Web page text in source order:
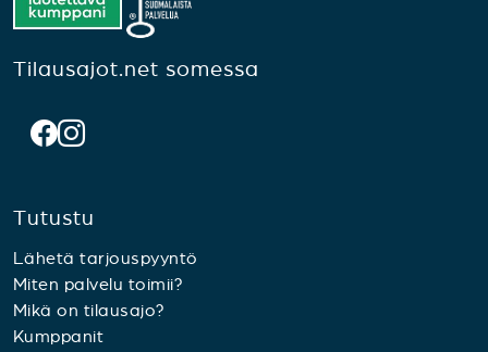
Tilausajot.net somessa
Tutustu
Lähetä tarjouspyyntö
Miten palvelu toimii?
Mikä on tilausajo?
Kumppanit